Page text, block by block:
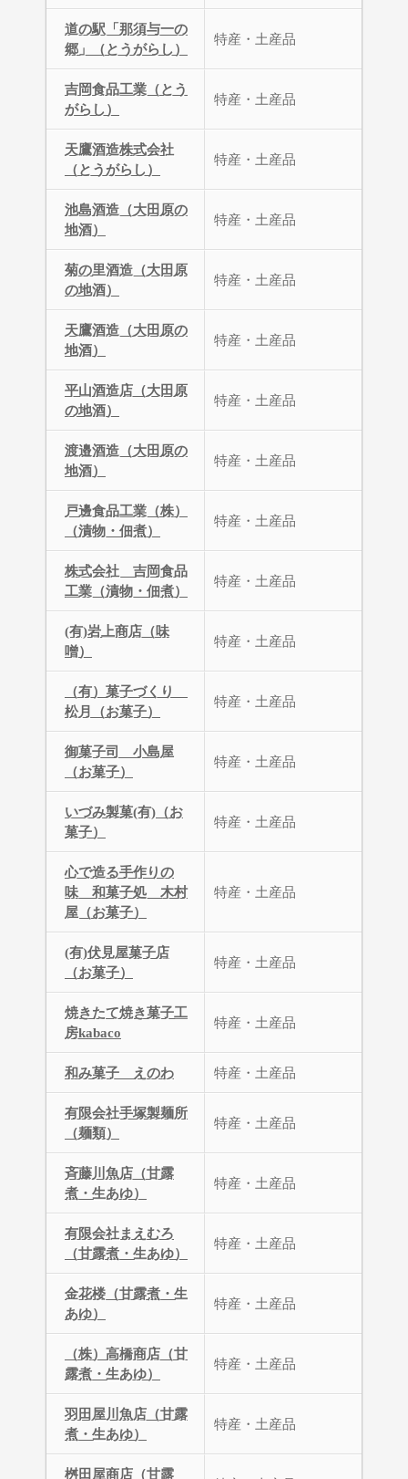
道の駅「那須与一の
郷」（とうがらし）
特産・土産品
吉岡食品工業（とう
がらし）
特産・土産品
天鷹酒造株式会社
（とうがらし）
特産・土産品
池島酒造（大田原の
地酒）
特産・土産品
菊の里酒造（大田原
の地酒）
特産・土産品
天鷹酒造（大田原の
地酒）
特産・土産品
平山酒造店（大田原
の地酒）
特産・土産品
渡邉酒造（大田原の
地酒）
特産・土産品
戸邊食品工業（株）
（漬物・佃煮）
特産・土産品
株式会社 吉岡食品
工業（漬物・佃煮）
特産・土産品
(有)岩上商店（味
噌）
特産・土産品
（有）菓子づくり
松月（お菓子）
特産・土産品
御菓子司 小島屋
（お菓子）
特産・土産品
いづみ製菓(有)（お
菓子）
特産・土産品
心で造る手作りの
味 和菓子処 木村
屋（お菓子）
特産・土産品
(有)伏見屋菓子店
（お菓子）
特産・土産品
焼きたて焼き菓子工
房kabaco
特産・土産品
和み菓子 えのわ 特産・土産品
有限会社手塚製麺所
（麺類）
特産・土産品
斉藤川魚店（甘露
煮・生あゆ）
特産・土産品
有限会社まえむろ
（甘露煮・生あゆ）
特産・土産品
金花楼（甘露煮・生
あゆ）
特産・土産品
（株）高橋商店（甘
露煮・生あゆ）
特産・土産品
羽田屋川魚店（甘露
煮・生あゆ）
特産・土産品
桝田屋商店（甘露